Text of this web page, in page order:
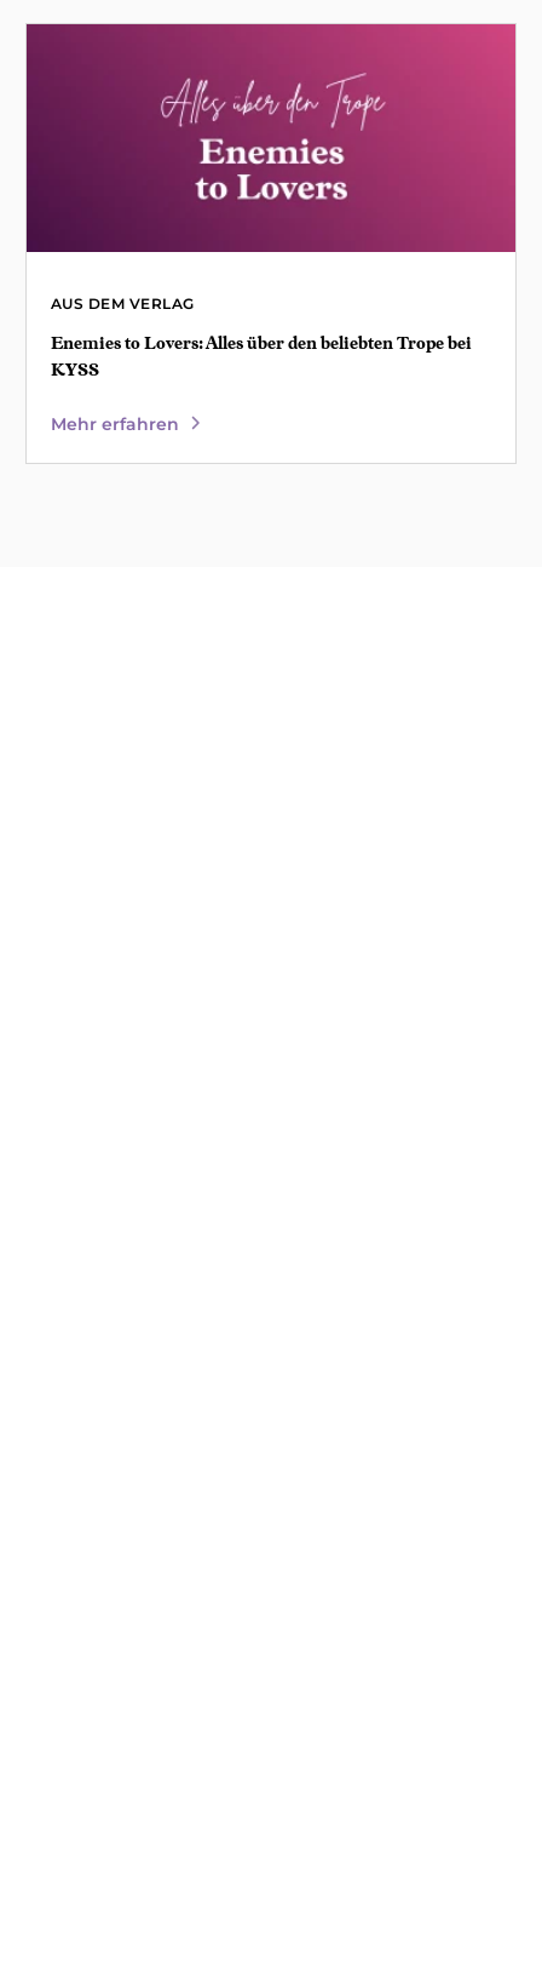
AUS DEM VERLAG
Enemies to Lovers: Alles über den beliebten Trope bei
KYSS
Mehr erfahren